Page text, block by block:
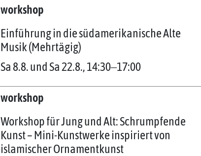
workshop
Einführung in die südamerikanische Alte
Musik (Mehrtägig)
Sa 8.8. und Sa 22.8., 14:30‒17:00
workshop
Workshop für Jung und Alt: Schrumpfende
Kunst – Mini-Kunstwerke inspiriert von
islamischer Ornamentkunst